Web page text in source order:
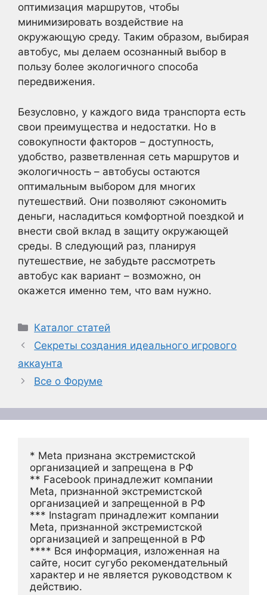
оптимизация маршрутов, чтобы
минимизировать воздействие на
окружающую среду. Таким образом, выбирая
автобус, мы делаем осознанный выбор в
пользу более экологичного способа
передвижения.
Безусловно, у каждого вида транспорта есть
свои преимущества и недостатки. Но в
совокупности факторов – доступность,
удобство, разветвленная сеть маршрутов и
экологичность – автобусы остаются
оптимальным выбором для многих
путешествий. Они позволяют сэкономить
деньги, насладиться комфортной поездкой и
внести свой вклад в защиту окружающей
среды. В следующий раз, планируя
путешествие, не забудьте рассмотреть
автобус как вариант – возможно, он
окажется именно тем, что вам нужно.
Рубрики
Каталог статей
Секреты создания идеального игрового
аккаунта
Все о Форуме
* Meta признана экстремистской
организацией и запрещена в РФ
** Facebook принадлежит компании
Meta, признанной экстремистской
организацией и запрещенной в РФ
*** Instagram принадлежит компании
Meta, признанной экстремистской
организацией и запрещенной в РФ
**** Вся информация, изложенная на
сайте, носит сугубо рекомендательный
характер и не является руководством к
действию.